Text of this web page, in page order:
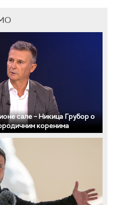
сале – Никица Грубор о
коренима